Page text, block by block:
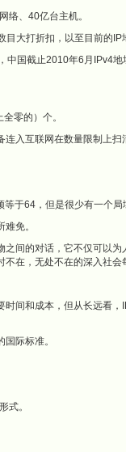
络、40亿台主机。
大打折扣，以至目前的IP
中国截止2010年6月IPv4
零的）个。
入互联网在数量限制上扫
于64，但是很少有一个局
免。
间的对话，它不仅可以为
在，无处不在的深入社会
间和成本，但从长远看
际标准。
式。